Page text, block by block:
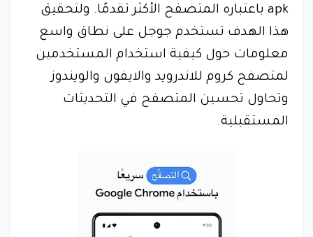
apk باعتباره المتصفح الأكثر تقدمًا. ولتحقيق
هذا الهدف تستخدم جوجل على نطاق واسع
معلومات حول كيفية استخدام المستخدمين
لمتصفح كروم للاندرويد والايفون والويندوز
وتحاول تحسين المتصفح في التحديثات
المستقبلية.